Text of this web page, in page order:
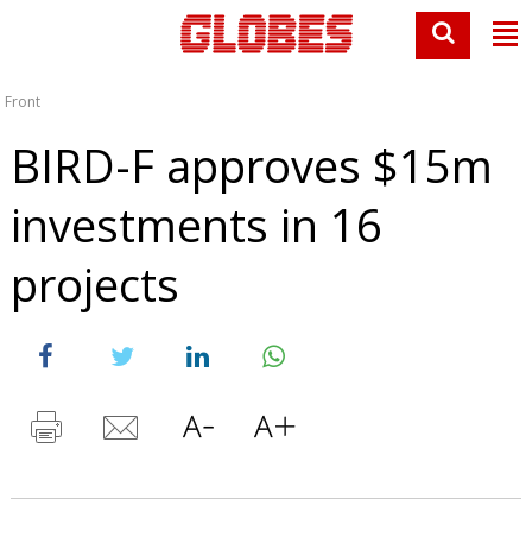
Front
BIRD-F approves $15m
investments in 16
projects